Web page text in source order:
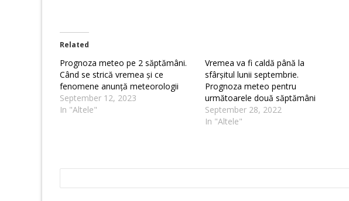
Related
Prognoza meteo pe 2 săptămâni.
Când se strică vremea și ce
fenomene anunță meteorologii
September 12, 2023
In "Altele"
Vremea va fi caldă până la
sfârșitul lunii septembrie.
Prognoza meteo pentru
următoarele două săptămâni
September 28, 2022
In "Altele"